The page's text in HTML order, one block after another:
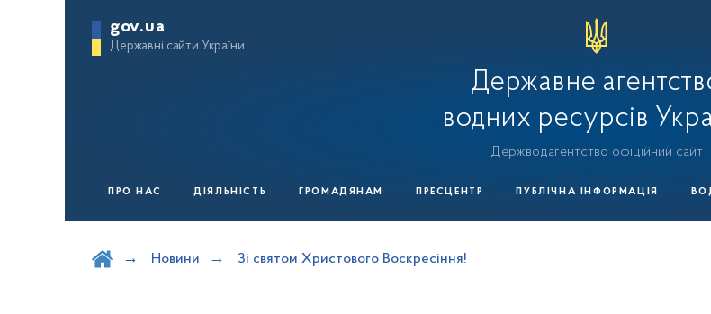
gov.ua
Державні сайти України
Державне
водних ресурсів
Держводагентство офіційний сайт
ПРО НАС ДІЯЛЬНІСТЬ ГРОМАДЯНАМ ПРЕСЦЕНТР ПУБЛІЧНА ІНФОРМАЦІЯ
Новини Зі святом Христового Воскресіння!